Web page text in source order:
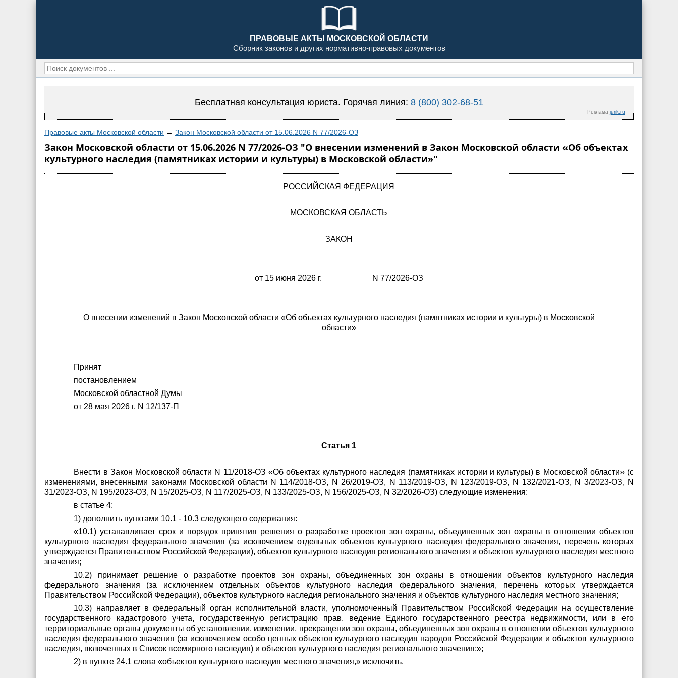
ПРАВОВЫЕ АКТЫ МОСКОВСКОЙ ОБЛАСТИ
Сборник законов и других нормативно-правовых документов
Бесплатная консультация юриста. Горячая линия: 8 (800) 302-68-51
Реклама jurik.ru
Правовые акты Московской области → Закон Московской области от 15.06.2026 N 77/2026-ОЗ
Закон Московской области от 15.06.2026 N 77/2026-ОЗ "О внесении изменений в Закон Московской области «Об объектах
культурного наследия (памятниках истории и культуры) в Московской области»"
РОССИЙСКАЯ ФЕДЕРАЦИЯ
МОСКОВСКАЯ ОБЛАСТЬ
ЗАКОН
от 15 июня 2026 г. N 77/2026-ОЗ
О внесении изменений в Закон Московской области «Об объектах культурного наследия (памятниках истории и культуры) в Московской
области»
Принят
постановлением
Московской областной Думы
от 28 мая 2026 г. N 12/137-П
Статья 1
Внести в Закон Московской области N 11/2018-ОЗ «Об объектах культурного наследия (памятниках истории и культуры) в Московской области» (с
изменениями, внесенными законами Московской области N 114/2018-ОЗ, N 26/2019-ОЗ, N 113/2019-ОЗ, N 123/2019-ОЗ, N 132/2021-ОЗ, N 3/2023-ОЗ, N
31/2023-ОЗ, N 195/2023-ОЗ, N 15/2025-ОЗ, N 117/2025-ОЗ, N 133/2025-ОЗ, N 156/2025-ОЗ, N 32/2026-ОЗ) следующие изменения:
в статье 4:
1) дополнить пунктами 10.1 - 10.3 следующего содержания:
«10.1) устанавливает срок и порядок принятия решения о разработке проектов зон охраны, объединенных зон охраны в отношении объектов
культурного наследия федерального значения (за исключением отдельных объектов культурного наследия федерального значения, перечень которых
утверждается Правительством Российской Федерации), объектов культурного наследия регионального значения и объектов культурного наследия местного
значения;
10.2) принимает решение о разработке проектов зон охраны, объединенных зон охраны в отношении объектов культурного наследия
федерального значения (за исключением отдельных объектов культурного наследия федерального значения, перечень которых утверждается
Правительством Российской Федерации), объектов культурного наследия регионального значения и объектов культурного наследия местного значения;
10.3) направляет в федеральный орган исполнительной власти, уполномоченный Правительством Российской Федерации на осуществление
государственного кадастрового учета, государственную регистрацию прав, ведение Единого государственного реестра недвижимости, или в его
территориальные органы документы об установлении, изменении, прекращении зон охраны, объединенных зон охраны в отношении объектов культурного
наследия федерального значения (за исключением особо ценных объектов культурного наследия народов Российской Федерации и объектов культурного
наследия, включенных в Список всемирного наследия) и объектов культурного наследия регионального значения;»;
2) в пункте 24.1 слова «объектов культурного наследия местного значения,» исключить.